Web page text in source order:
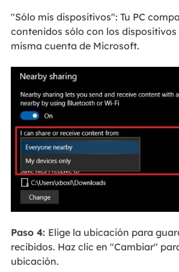
"Sólo mis dispositivos": Tu PC
contenidos sólo con los
misma cuenta de Microsoft.
Paso 4: Elige la ubicación para
recibidos. Haz clic en "Cambiar"
ubicación.